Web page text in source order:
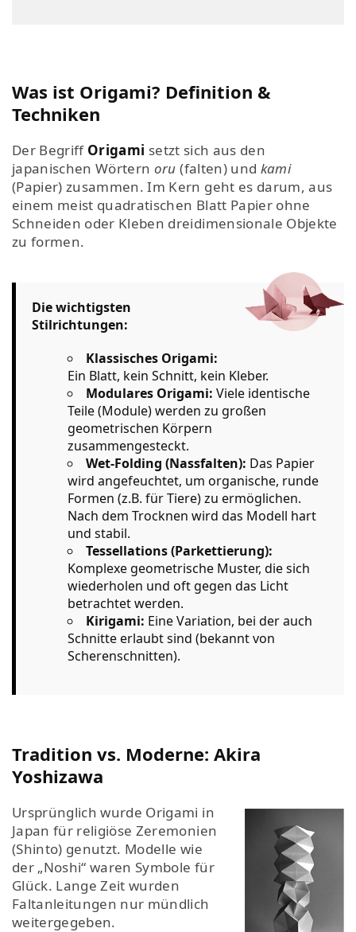
Was ist Origami? Definition &
Techniken
Der Begriff Origami setzt sich aus den
japanischen Wörtern oru (falten) und kami
(Papier) zusammen. Im Kern geht es darum, aus
einem meist quadratischen Blatt Papier ohne
Schneiden oder Kleben dreidimensionale Objekte
zu formen.
Die wichtigsten
Stilrichtungen:
Klassisches Origami:
Ein Blatt, kein Schnitt, kein Kleber.
Modulares Origami: Viele identische
Teile (Module) werden zu großen
geometrischen Körpern
zusammengesteckt.
Wet-Folding (Nassfalten): Das Papier
wird angefeuchtet, um organische, runde
Formen (z.B. für Tiere) zu ermöglichen.
Nach dem Trocknen wird das Modell hart
und stabil.
Tessellations (Parkettierung):
Komplexe geometrische Muster, die sich
wiederholen und oft gegen das Licht
betrachtet werden.
Kirigami: Eine Variation, bei der auch
Schnitte erlaubt sind (bekannt von
Scherenschnitten).
Tradition vs. Moderne: Akira
Yoshizawa
Ursprünglich wurde Origami in
Japan für religiöse Zeremonien
(Shinto) genutzt. Modelle wie
der „Noshi“ waren Symbole für
Glück. Lange Zeit wurden
Faltanleitungen nur mündlich
weitergegeben.